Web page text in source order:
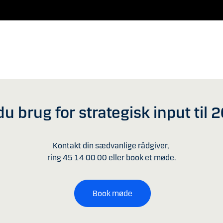
brug for strategisk input til
Kontakt din sædvanlige rådgiver,
ring 45 14 00 00 eller book et møde.
Book møde